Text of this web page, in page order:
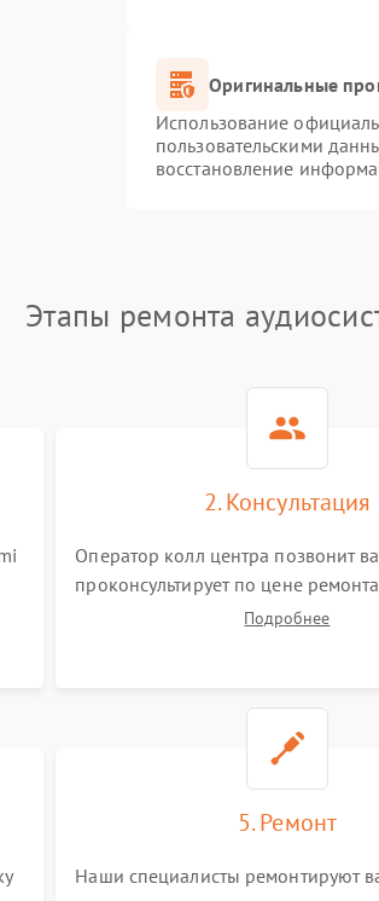
Оригинальные
Использование
пользовательскими
восстановление
Этапы ремонта
2. Консультация
Оператор колл центра позвонит
проконсультирует по цене
аудиосистемы а также ответит на
Подробнее
5. Ремонт
Наши специалисты ремонтируют